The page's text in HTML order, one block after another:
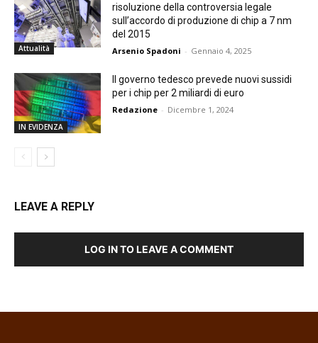
Attualità
risoluzione della controversia legale
sull’accordo di produzione di chip a 7 nm
del 2015
Arsenio Spadoni - Gennaio 4, 2025
IN EVIDENZA
Il governo tedesco prevede nuovi sussidi
per i chip per 2 miliardi di euro
Redazione - Dicembre 1, 2024
LEAVE A REPLY
LOG IN TO LEAVE A COMMENT